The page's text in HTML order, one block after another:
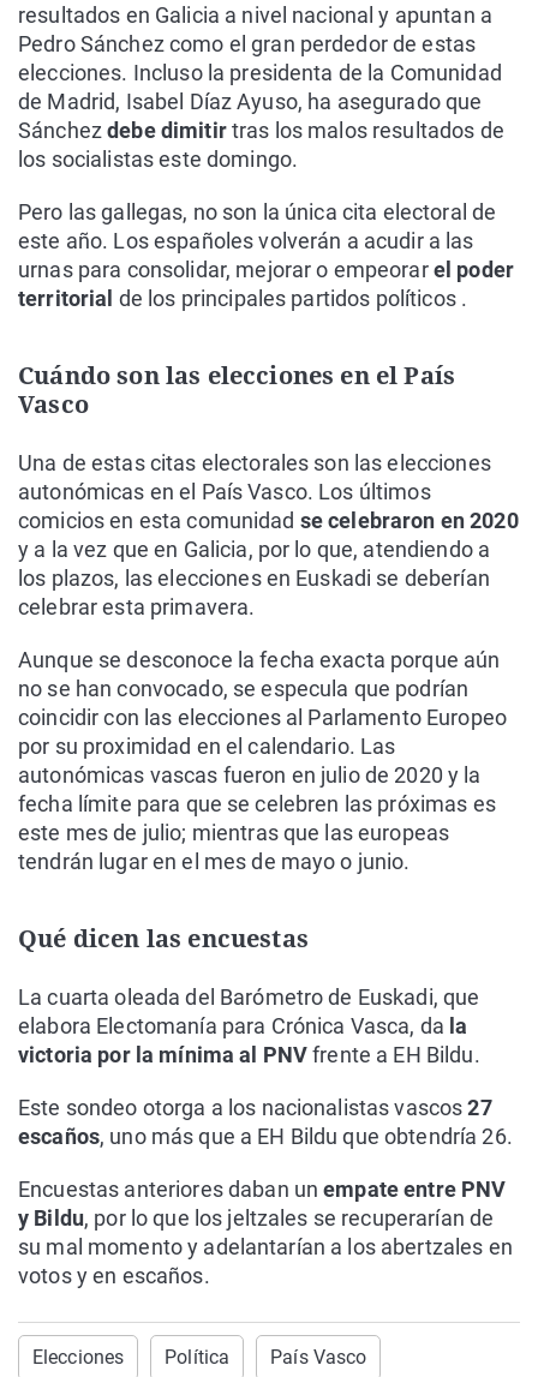
resultados en Galicia a nivel nacional y apuntan a
Pedro Sánchez como el gran perdedor de estas
elecciones. Incluso la presidenta de la Comunidad
de Madrid, Isabel Díaz Ayuso, ha asegurado que
Sánchez debe dimitirtras los malos resultados de
los socialistas este domingo.
Pero las gallegas, no son la única cita electoral de
este año. Los españoles volverán a acudir a las
urnas para consolidar, mejorar o empeorarel poder
territorial de los principales partidos políticos .
Cuándo son las elecciones en el País
Vasco
Una de estas citas electorales son las elecciones
autonómicas en el País Vasco. Los últimos
comicios en esta comunidad se celebraron en 2020
y a la vez que en Galicia, por lo que, atendiendo a
los plazos, las elecciones en Euskadi se deberían
celebrar esta primavera.
Aunque se desconoce la fecha exacta porque aún
no se han convocado, se especula que podrían
coincidir con las elecciones al Parlamento Europeo
por su proximidad en el calendario. Las
autonómicas vascas fueron en julio de 2020 y la
fecha límite para que se celebren las próximas es
este mes de julio; mientras que las europeas
tendrán lugar en el mes de mayo o junio.
Qué dicen las encuestas
La cuarta oleada del Barómetro de Euskadi, que
elabora Electomanía para Crónica Vasca, da la
victoria por la mínima al PNVfrente a EH Bildu.
Este sondeo otorga a los nacionalistas vascos27
escaños, uno más que a EH Bildu que obtendría 26.
Encuestas anteriores daban unempate entre PNV
y Bildu, por lo que los jeltzales se recuperarían de
su mal momento y adelantarían a los abertzales en
votos y en escaños.
Elecciones Política País Vasco